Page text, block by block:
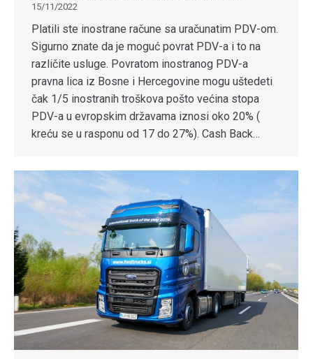
15/11/2022
Platili ste inostrane račune sa uračunatim PDV-om.
Sigurno znate da je moguć povrat PDV-a i to na
različite usluge. Povratom inostranog PDV-a
pravna lica iz Bosne i Hercegovine mogu uštedeti
čak 1/5 inostranih troškova pošto većina stopa
PDV-a u evropskim državama iznosi oko 20% (
kreću se u rasponu od 17 do 27%). Cash Back…